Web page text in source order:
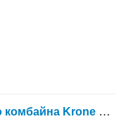
Редуктор для кормоуборочного комбайна Krone Big X 630